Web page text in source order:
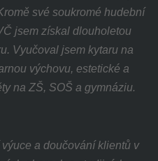
své soukromé hudební
jsem získal dlouholetou
Vyučoval jsem kytaru na
výchovu, estetické a
na ZŠ, SOŠ a gymnáziu.
a doučování klientů v